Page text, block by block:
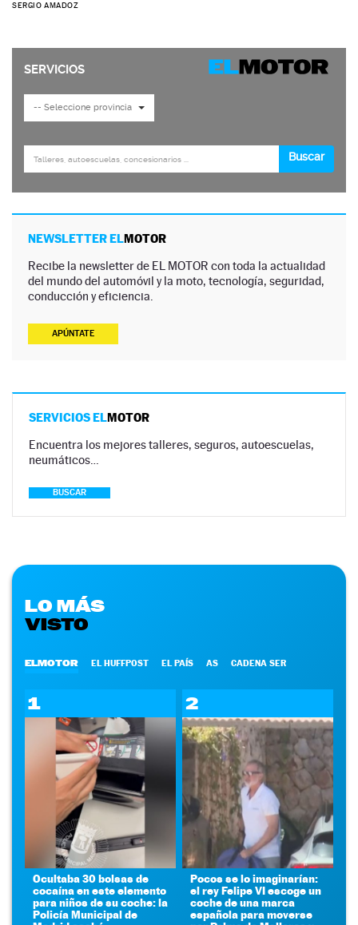
SERGIO AMADOZ
NEWSLETTER ELMOTOR
Recibe la newsletter de EL MOTOR con toda la actualidad
del mundo del automóvil y la moto, tecnología, seguridad,
conducción y eficiencia.
APÚNTATE
SERVICIOS ELMOTOR
Encuentra los mejores talleres, seguros, autoescuelas,
neumáticos…
BUSCAR
LO MÁS
VISTO
ELMOTOR EL HUFFPOST EL PAÍS AS CADENA SER
1
Ocultaba 30 bolsas de
cocaína en este elemento
para niños de su coche: la
Policía Municipal de
2
Pocos se lo imaginarían:
el rey Felipe VI escoge un
coche de una marca
española para moverse